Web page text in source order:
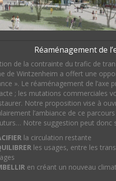
Réaménagement de
de la contrainte du trafic de
de Wintzenheim a offert une
». Le réaménagement de
; les mutations commerciales
Notre proposition vise à
l’ambiance de ce
Notre suggestion peut donc
la circulation restante
les usages, entre les
en créant un nouveau